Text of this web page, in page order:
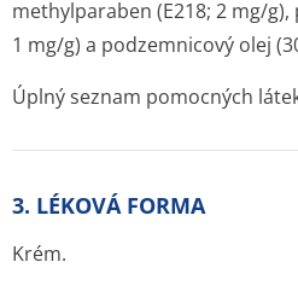
methylparaben (E218; 2 mg/
1 mg/g) a podzemnicový olej
Úplný seznam pomocných
3. LÉKOVÁ FORMA
Krém.